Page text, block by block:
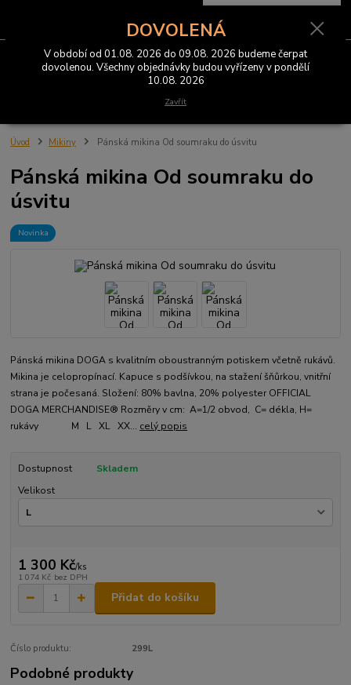
Menu
0 Kč
Úvod Mikiny Pánská mikina Od soumraku do úsvitu
Pánská mikina Od soumraku do
úsvitu
Novinka
Pánská mikina DOGA s kvalitním oboustranným potiskem včetně rukávů.
Mikina je celopropínací. Kapuce s podšívkou, na stažení šňůrkou, vnitřní
strana je počesaná. Složení: 80% bavlna, 20% polyester OFFICIAL
DOGA MERCHANDISE® Rozměry v cm: A=1/2 obvod, C= dékla, H=
rukávy M L XL XX... celý popis
Dostupnost
Skladem
Velikost
1 300 Kč/ks
1 074 Kč bez DPH
Přidat do košíku
Číslo produktu: 299L
Podobné produkty
DOVOLENÁ
V období od 01.08. 2026 do 09.08. 2026 budeme čerpat
dovolenou. Všechny objednávky budou vyřízeny v pondělí
10.08. 2026
Zavřít